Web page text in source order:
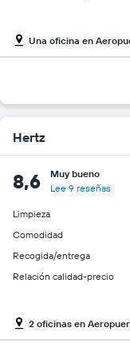
Una oficina en
Hertz
8,6
Muy bueno
Lee 9 reseñas
Limpieza
Comodidad
Recogida/entrega
Relación calidad-precio
2 oficinas en